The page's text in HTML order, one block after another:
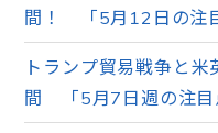
間！ 「5月12日の注
トランプ貿易戦争と
間 「5月7日週の注目